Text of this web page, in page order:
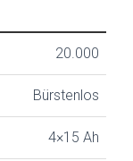
20.000
Bürstenlos
4×15 Ah